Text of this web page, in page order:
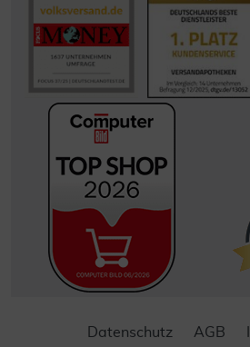
Datenschutz AGB